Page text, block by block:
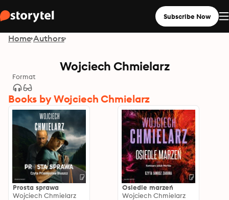
Subscribe Now
Home Authors
Wojciech Chmielarz
Format
Books by Wojciech Chmielarz
Prosta sprawa
Wojciech Chmielarz
Osiedle marzeń
Wojciech Chmielarz